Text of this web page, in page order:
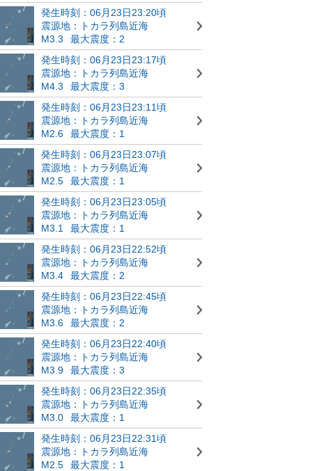
発生時刻：06月23日23:20頃
震源地：トカラ列島近海
M3.3
最大震度：2
発生時刻：06月23日23:17頃
震源地：トカラ列島近海
M4.3
最大震度：3
発生時刻：06月23日23:11頃
震源地：トカラ列島近海
M2.6
最大震度：1
発生時刻：06月23日23:07頃
震源地：トカラ列島近海
M2.5
最大震度：1
発生時刻：06月23日23:05頃
震源地：トカラ列島近海
M3.1
最大震度：1
発生時刻：06月23日22:52頃
震源地：トカラ列島近海
M3.4
最大震度：2
発生時刻：06月23日22:45頃
震源地：トカラ列島近海
M3.6
最大震度：2
発生時刻：06月23日22:40頃
震源地：トカラ列島近海
M3.9
最大震度：3
発生時刻：06月23日22:35頃
震源地：トカラ列島近海
M3.0
最大震度：1
発生時刻：06月23日22:31頃
震源地：トカラ列島近海
M2.5
最大震度：1